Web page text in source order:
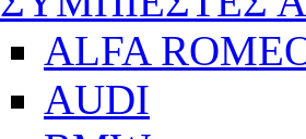
ALFA
AUDI